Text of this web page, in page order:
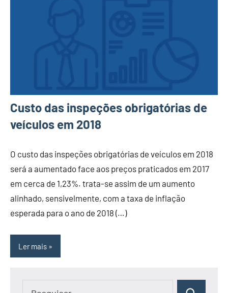
Custo das inspeções obrigatórias de
veículos em 2018
O custo das inspeções obrigatórias de veículos em 2018
será a aumentado face aos preços praticados em 2017
em cerca de 1,23%. trata-se assim de um aumento
alinhado, sensivelmente, com a taxa de inflação
esperada para o ano de 2018 (…)
Ler mais